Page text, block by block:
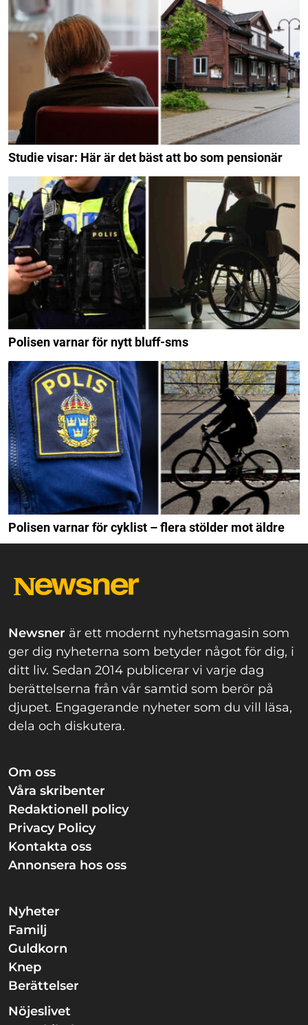
Studie visar: Här är det bäst att bo som pensionär
Polisen varnar för nytt bluff-sms
Polisen varnar för cyklist – flera stölder mot äldre
Newsner är ett modernt nyhetsmagasin som
ger dig nyheterna som betyder något för dig, i
ditt liv. Sedan 2014 publicerar vi varje dag
berättelserna från vår samtid som berör på
djupet. Engagerande nyheter som du vill läsa,
dela och diskutera.
Om oss
Våra skribenter
Redaktionell policy
Privacy Policy
Kontakta oss
Annonsera hos oss
Nyheter
Familj
Guldkorn
Knep
Berättelser
Nöjeslivet